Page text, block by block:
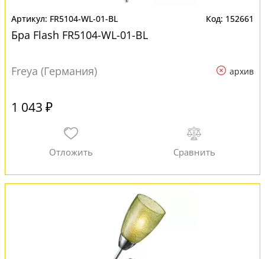
FR5104-WL-01-BL 152661
Бра Flash FR5104-WL-01-BL
Freya (Германия) архив
1 043 ₽